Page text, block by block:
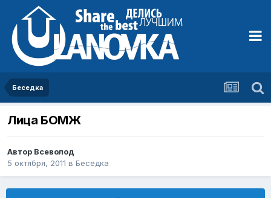
Беседка
Лица БОМЖ
Автор Всеволод
5 октября, 2011 в Беседка